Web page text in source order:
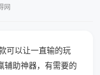
网
可以让一直输的玩
辅助神器，有需要的